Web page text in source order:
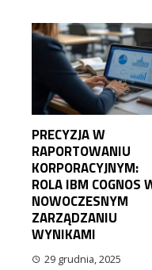
PRECYZJA W
RAPORTOWANIU
KORPORACYJNYM:
ROLA IBM COGNOS
NOWOCZESNYM
ZARZĄDZANIU
WYNIKAMI
29 grudnia, 2025